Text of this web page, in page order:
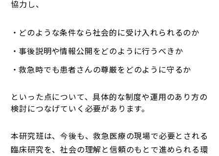
協力し、
どのような条件なら社会的に受け入れられるのか
事後説明や情報公開をどのように行うべきか
救急時でも患者さんの尊厳をどのように守るか
といった点について、具体的な制度や運用のあり方の
検討につなげていく必要があります。
本研究班は、今後も、救急医療の現場で必要とされる
臨床研究を、社会の理解と信頼のもとで進められる環